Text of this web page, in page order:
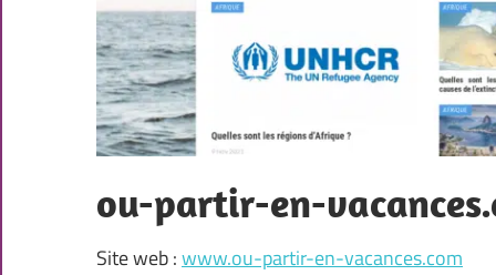
ou-partir-en-
Site web :www.ou-partir-en-vacances.com